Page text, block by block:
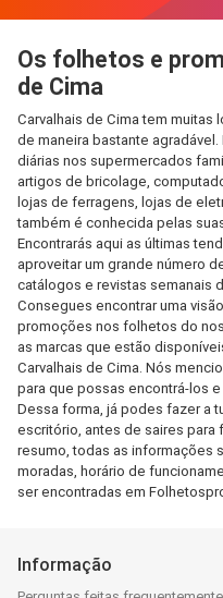
Os folhetos e
de Cima
Carvalhais de Cima tem
de maneira bastante
diárias nos supermercados
artigos de bricolage,
lojas de ferragens, lojas de
também é conhecida pelas
Encontrarás aqui as últimas
aproveitar um grande número
catálogos e revistas semanais
Consegues encontrar uma
promoções nos folhetos do
as marcas que estão
Carvalhais de Cima. Nós
para que possas encontrá-los
Dessa forma, já podes fazer a
escritório, antes de saires para
resumo, todas as informações
moradas, horário de
ser encontradas em
Informação